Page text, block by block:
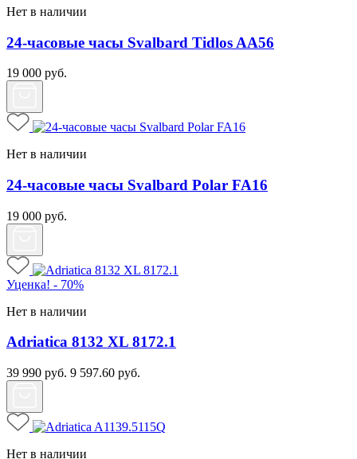
Нет в наличии
24-часовые часы Svalbard Tidlos AA56
19 000 руб.
Нет в наличии
24-часовые часы Svalbard Polar FA16
19 000 руб.
Уценка! - 70%
Нет в наличии
Adriatica 8132 XL 8172.1
39 990 руб. 9 597.60 руб.
Нет в наличии